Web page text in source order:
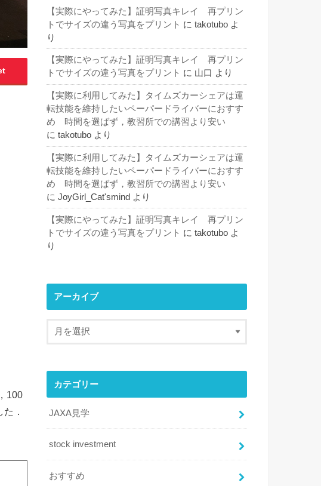
100
．
【実際にやってみた】証明写真キレイ 再プリン
トでサイズの違う写真をプリント に takotubo よ
り
【実際にやってみた】証明写真キレイ 再プリン
トでサイズの違う写真をプリント に 山口 より
【実際に利用してみた】タイムズカーシェアは運
転技能を維持したいペーパードライバーにおすす
め 時間を選ばず，教習所での講習より安い
に takotubo より
【実際に利用してみた】タイムズカーシェアは運
転技能を維持したいペーパードライバーにおすす
め 時間を選ばず，教習所での講習より安い
に JoyGirl_Cat'smind より
【実際にやってみた】証明写真キレイ 再プリン
トでサイズの違う写真をプリント に takotubo よ
り
アーカイブ
カテゴリー
JAXA見学
stock investment
おすすめ